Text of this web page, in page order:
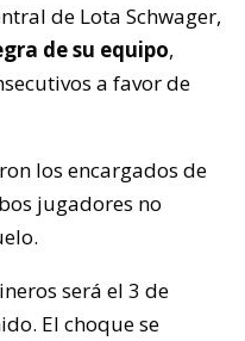
de Lota Schwager,
de su equipo,
a favor de
los encargados de
jugadores no
será el 3 de
El choque se